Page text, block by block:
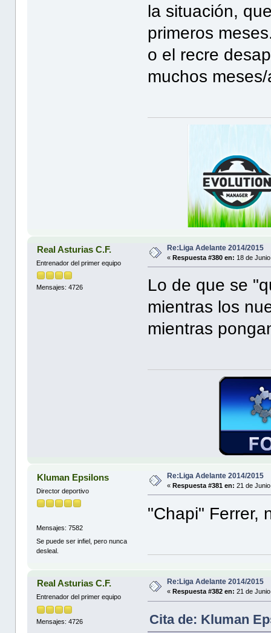
la situación,
primeros
o el recre
muchos
Real Asturias C.F.
Entrenador del primer equipo
Mensajes: 4726
Re:Liga Adelante 2014/2015
«Respuesta #380 en: 18 de
Lo de que se
mientras los
mientras
Kluman Epsilons
Director deportivo
Mensajes: 7582
Se puede ser infiel, pero nunca
desleal.
Re:Liga Adelante 2014/2015
«Respuesta #381 en: 21 de
"Chapi" Ferrer,
Real Asturias C.F.
Entrenador del primer equipo
Mensajes: 4726
Re:Liga Adelante 2014/2015
« Respuesta #382 en: 21 de
Cita de: Kluman